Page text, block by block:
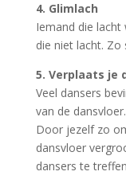
4. Glimlach
Iemand die lacht
die niet lacht. Zo
5. Verplaats je
Veel dansers
van de dansvloer.
Door jezelf zo
dansvloer
dansers te